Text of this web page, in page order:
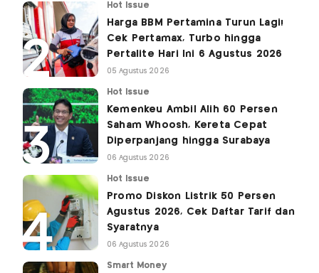
Hot Issue
Harga BBM Pertamina Turun Lagi!
Cek Pertamax, Turbo hingga
Pertalite Hari Ini 6 Agustus 2026
05 Agustus 2026
Hot Issue
Kemenkeu Ambil Alih 60 Persen
Saham Whoosh, Kereta Cepat
Diperpanjang hingga Surabaya
06 Agustus 2026
Hot Issue
Promo Diskon Listrik 50 Persen
Agustus 2026, Cek Daftar Tarif dan
Syaratnya
06 Agustus 2026
Smart Money